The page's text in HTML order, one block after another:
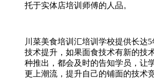
托于实体店培训师傅的人品。
川菜美食培训汇培训学校提供长达
技术提升，如果面食技术有新的技
种推出，都会及时的告知学员，让
更上潮流，提升自己的铺面的技术